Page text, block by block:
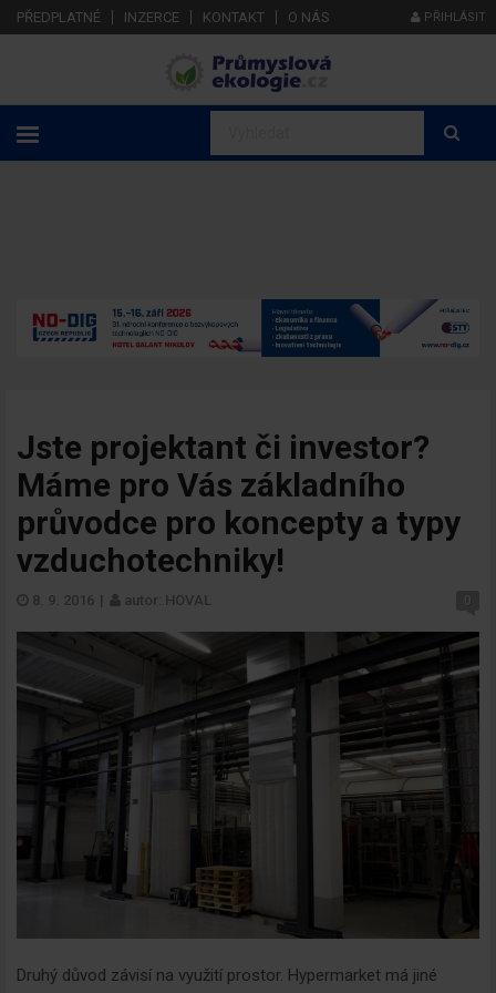
PŘEDPLATNÉ INZERCE KONTAKT O NÁS PŘIHLÁSIT
Jste projektant či investor?
Máme pro Vás základního
průvodce pro koncepty a typy
vzduchotechniky!
8. 9. 2016 | autor: HOVAL 0
Druhý důvod závisí na využití prostor. Hypermarket má jiné